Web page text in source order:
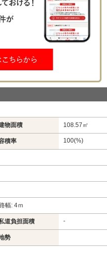
物面積 108.57㎡
積率 100(%)
幅: 4ｍ
道負担面積 -
勢